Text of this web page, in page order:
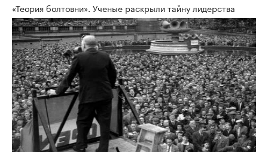
«Теория болтовни». Ученые раскрыли тайну лидерства